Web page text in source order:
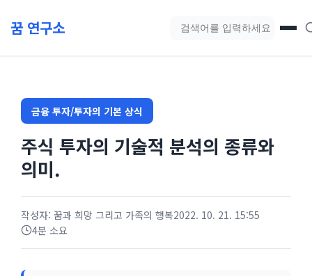
꿈 연구소 블로그 검색
금융 투자/투자의 기본 상식
주식 투자의 기술적 분석의 종류와
의미.
작성자: 꿈과 희망 그리고 가족의 행복2022. 10. 21. 15:55
4분 소요